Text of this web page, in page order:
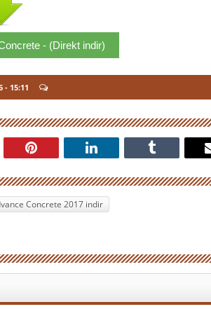
- (Direkt indir)
- 15:11
Concrete 2017 indir